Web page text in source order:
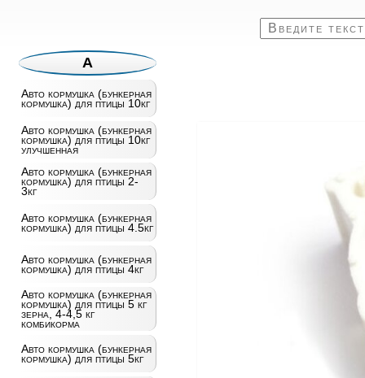
А
Авто кормушка (бункерная
кормушка) для птицы 10кг
Авто кормушка (бункерная
кормушка) для птицы 10кг
улучшенная
Авто кормушка (бункерная
кормушка) для птицы 2-
3кг
Авто кормушка (бункерная
кормушка) для птицы 4.5кг
Авто кормушка (бункерная
кормушка) для птицы 4кг
Авто кормушка (бункерная
кормушка) для птицы 5 кг
зерна, 4-4,5 кг
комбикорма
Авто кормушка (бункерная
кормушка) для птицы 5кг